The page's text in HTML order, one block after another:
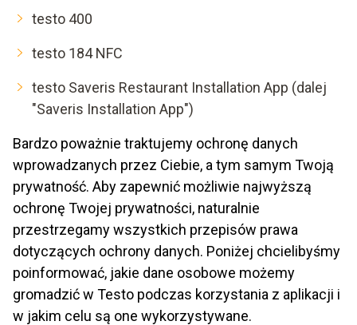
testo 400
testo 184 NFC
testo Saveris Restaurant Installation App (dalej
"Saveris Installation App")
Bardzo poważnie traktujemy ochronę danych
wprowadzanych przez Ciebie, a tym samym Twoją
prywatność. Aby zapewnić możliwie najwyższą
ochronę Twojej prywatności, naturalnie
przestrzegamy wszystkich przepisów prawa
dotyczących ochrony danych. Poniżej chcielibyśmy
poinformować, jakie dane osobowe możemy
gromadzić w Testo podczas korzystania z aplikacji i
w jakim celu są one wykorzystywane.